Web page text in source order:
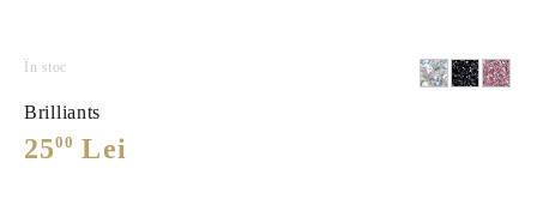
În stoc
Brilliants
2500 Lei